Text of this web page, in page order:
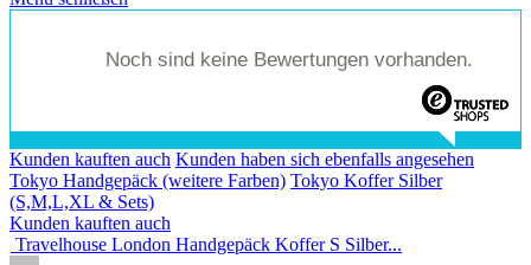
Noch sind keine Bewertungen vorhanden.
Kunden kauften auch Kunden haben sich ebenfalls angesehen
Tokyo Handgepäck (weitere Farben) Tokyo Koffer Silber
(S,M,L,XL & Sets)
Kunden kauften auch
Travelhouse London Handgepäck Koffer S Silber...